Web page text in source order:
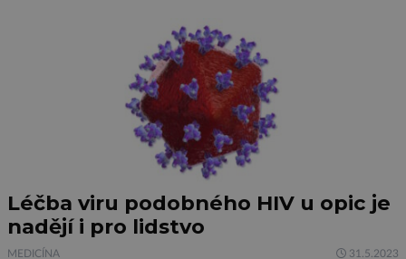
silný tlak na neustálé zlepšování vlastností […]
Léčba viru podobného HIV u opic je
nadějí i pro lidstvo
MEDICÍNA 31.5.2023